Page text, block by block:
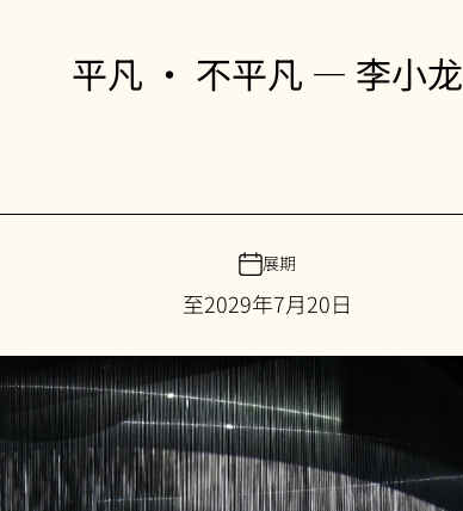
平凡 • 不平凡 — 李小龙
展期
至2029年7月20日